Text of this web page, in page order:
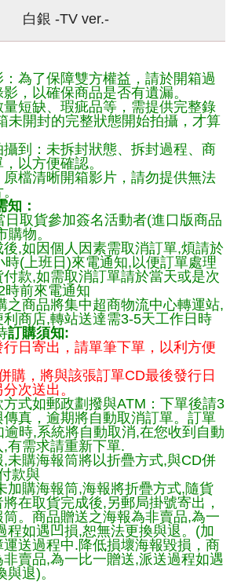
-TV ver.-
為了保障雙方權益，請於開箱過
，以確保商品是否有遺漏。
量短缺、瑕疵品等，需提供完整錄
未開封的完整狀態開始拍攝，才算
攝到：未拆封狀態、拆封過程、商
以方便確認。
原檔清晰開箱影片，請勿提供無法
知：
取貨參加簽名活動者(進口版商品
購物。
後,如因個人因素需取消訂單,煩請於
時(上班日)來電通知,以便訂單處理
款,如需取消訂單請於當天或是次
時前來電通知
之商品將集中超商物流中心轉運站,
商店,轉站送達需3-5天工作日時
訂購須知:
行日寄出，請單筆下單，以利方便
購，將與該張訂單CD最後發行日
次送出。
方式如郵政劃撥與ATM：下單後請3
傳真，逾期將自動取消訂單。訂單
逾時,系統將自動取消,在您收到自動
有需求請重新下單.
,未購海報筒將以折疊方式,與CD併
款與
加購海報筒,海報將折疊方式,隨貨
在取貨完成後,另郵局掛號寄出，
。商品贈送之海報為非賣品,為一
程如遇凹損,恕無法更換與退。(加
送過程中.降低損壞海報毀損，商
賣品,為一比一贈送,派送過程如遇
退)。